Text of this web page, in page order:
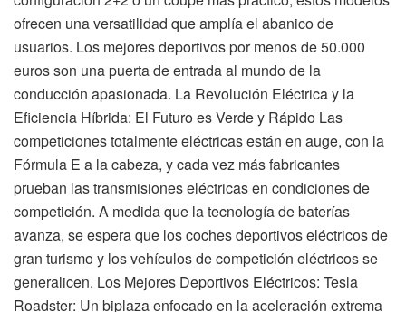
ofrecen una versatilidad que amplía el abanico de
usuarios. Los mejores deportivos por menos de 50.000
euros son una puerta de entrada al mundo de la
conducción apasionada. La Revolución Eléctrica y la
Eficiencia Híbrida: El Futuro es Verde y Rápido Las
competiciones totalmente eléctricas están en auge, con la
Fórmula E a la cabeza, y cada vez más fabricantes
prueban las transmisiones eléctricas en condiciones de
competición. A medida que la tecnología de baterías
avanza, se espera que los coches deportivos eléctricos de
gran turismo y los vehículos de competición eléctricos se
generalicen. Los Mejores Deportivos Eléctricos: Tesla
Roadster: Un biplaza enfocado en la aceleración extrema